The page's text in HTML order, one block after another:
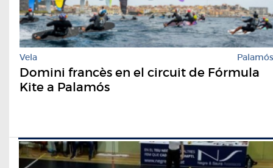
Vela Palamós
Domini francès en el circuit de Fórmula
Kite a Palamós